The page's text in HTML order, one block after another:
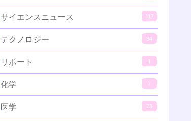
サイエンスニュース 117
テクノロジー 34
リポート 1
化学 7
医学 73